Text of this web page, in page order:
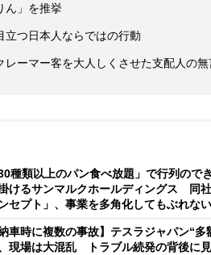
ん」を推挙
つ日本人ならではの行動
レーマー客を大人しくさせた支配人の無
30種類以上のパン食べ放題」で行列ので
けるサンマルクホールディングス 同
セプト」、事業を多角化してもぶれな
納車時に複数の事故】テスラジャパン“
現場は大混乱 トラブル続発の背後に